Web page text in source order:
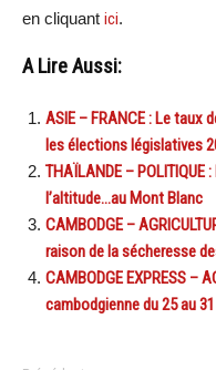
en cliquant ici.
A Lire Aussi:
ASIE – FRANCE : Le
les élections législatives
THAÏLANDE – POLITIQUE
l’altitude…au Mont Blanc
CAMBODGE –
raison de la sécheresse
CAMBODGE EXPRESS –
cambodgienne du 25 au